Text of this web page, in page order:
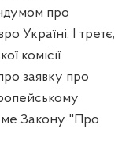
про
Україні. І третє,
комісії
заявку про
Закону "Про